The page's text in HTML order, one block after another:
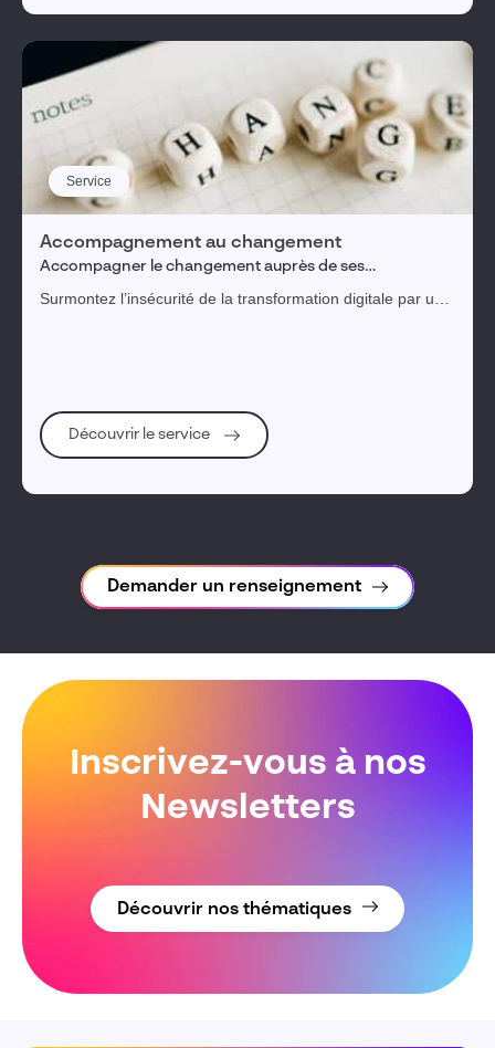
Service
Accompagnement au changement
Accompagner le changement auprès de ses
Surmontez l’insécurité de la transformation digitale par un
Découvrir le service
Demander un renseignement
Inscrivez-vous à nos
Newsletters
Découvrir nos thématiques